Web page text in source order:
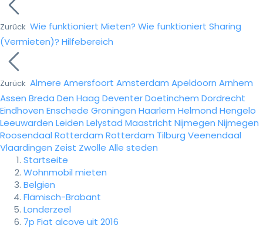
Zurück Wie funktioniert Mieten? Wie funktioniert Sharing
(Vermieten)? Hilfebereich
Zurück Almere Amersfoort Amsterdam Apeldoorn Arnhem
Assen Breda Den Haag DeventerDoetinchem Dordrecht
Eindhoven Enschede Groningen Haarlem Helmond Hengelo
Leeuwarden Leiden Lelystad Maastricht Nijmegen Nijmegen
Roosendaal Rotterdam Rotterdam Tilburg Veenendaal
Vlaardingen Zeist Zwolle Alle steden
Startseite
Wohnmobil mieten
Belgien
Flämisch-Brabant
Londerzeel
7p Fiat alcove uit 2016